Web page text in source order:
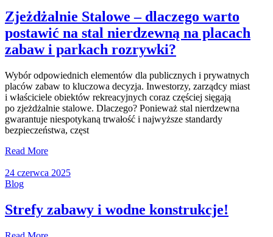
Zjeżdżalnie Stalowe – dlaczego warto
postawić na stal nierdzewną na placach
zabaw i parkach rozrywki?
Wybór odpowiednich elementów dla publicznych i prywatnych
placów zabaw to kluczowa decyzja. Inwestorzy, zarządcy miast
i właściciele obiektów rekreacyjnych coraz częściej sięgają
po zjeżdżalnie stalowe. Dlaczego? Ponieważ stal nierdzewna
gwarantuje niespotykaną trwałość i najwyższe standardy
bezpieczeństwa, częst
Read More
24 czerwca 2025
Blog
Strefy zabawy i wodne konstrukcje!